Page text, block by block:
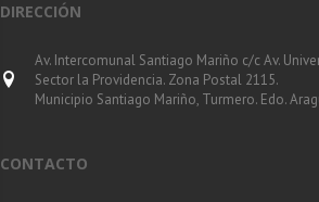
DIRECCIÓN
Av. Intercomunal Santiago Mariño c/c Av.
Sector la Providencia. Zona Postal 2115.
Municipio Santiago Mariño, Turmero. Edo.
CONTACTO